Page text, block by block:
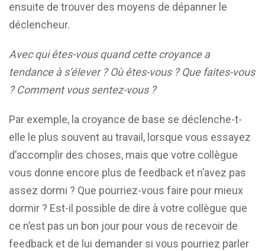
ensuite de trouver des moyens de dépanner le
déclencheur.
Avec qui êtes-vous quand cette croyance a
tendance à s’élever ? Où êtes-vous ? Que faites-vous
? Comment vous sentez-vous ?
Par exemple, la croyance de base se déclenche-t-
elle le plus souvent au travail, lorsque vous essayez
d’accomplir des choses, mais que votre collègue
vous donne encore plus de feedback et n’avez pas
assez dormi ? Que pourriez-vous faire pour mieux
dormir ? Est-il possible de dire à votre collègue que
ce n’est pas un bon jour pour vous de recevoir de
feedback et de lui demander si vous pourriez parler